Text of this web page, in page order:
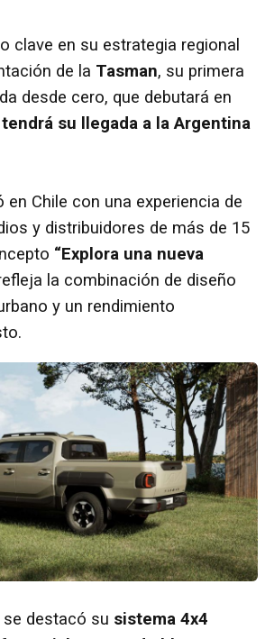
clave en su estrategia regional
de la Tasman, su primera
desde cero, que debutará en
su llegada a la Argentina
en Chile con una experiencia de
y distribuidores de más de 15
“Explora una nueva
la combinación de diseño
y un rendimiento
se destacó su sistema 4x4